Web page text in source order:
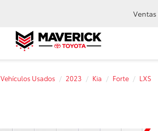
Ventas
Vehículos Usados 2023 Kia Forte LXS